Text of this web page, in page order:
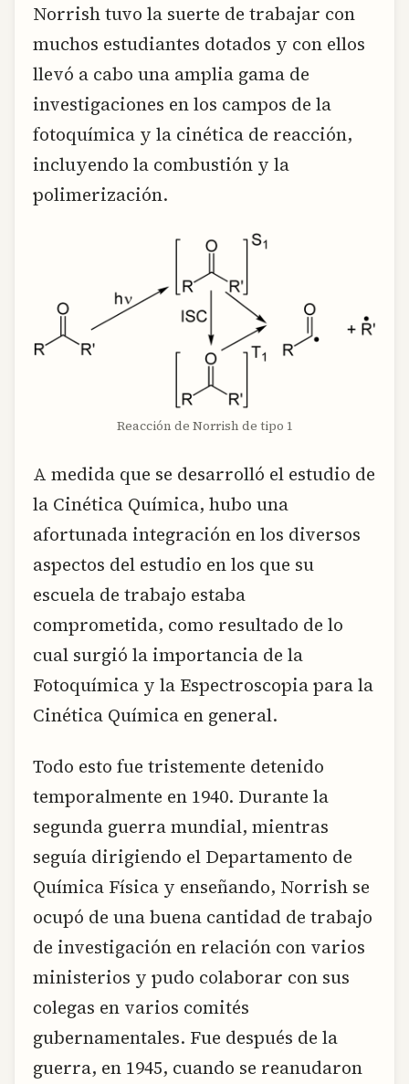
Norrish tuvo la suerte de trabajar con
muchos estudiantes dotados y con ellos
llevó a cabo una amplia gama de
investigaciones en los campos de la
fotoquímica y la cinética de reacción,
incluyendo la combustión y la
polimerización.
Reacción de Norrish de tipo 1
A medida que se desarrolló el estudio de
la Cinética Química, hubo una
afortunada integración en los diversos
aspectos del estudio en los que su
escuela de trabajo estaba
comprometida, como resultado de lo
cual surgió la importancia de la
Fotoquímica y la Espectroscopia para la
Cinética Química en general.
Todo esto fue tristemente detenido
temporalmente en 1940. Durante la
segunda guerra mundial, mientras
seguía dirigiendo el Departamento de
Química Física y enseñando, Norrish se
ocupó de una buena cantidad de trabajo
de investigación en relación con varios
ministerios y pudo colaborar con sus
colegas en varios comités
gubernamentales. Fue después de la
guerra, en 1945, cuando se reanudaron